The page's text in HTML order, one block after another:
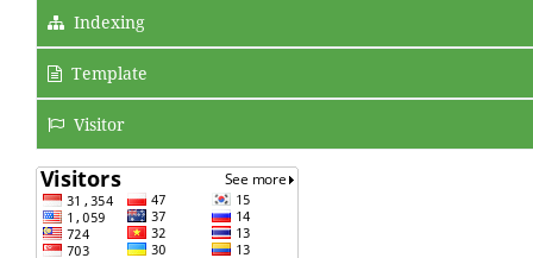
Indexing
Template
Visitor